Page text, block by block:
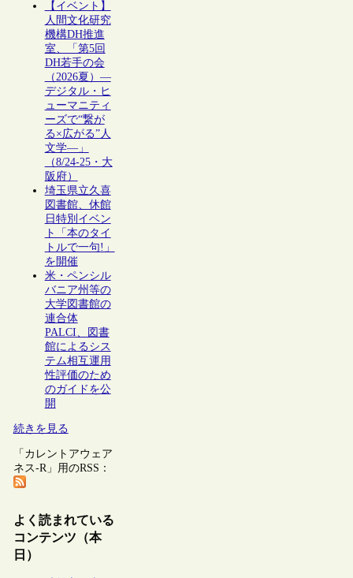
【イベント】
人間文化研究
機構DH推進
室、「第5回
DH若手の会
（2026夏）―
デジタル・ヒ
ューマニティ
ーズで“繋が
る×広がる”人
文学―」
（8/24-25・大
阪府）
埼玉県立久喜
図書館、休館
日特別イベン
ト「本のタイ
トルで一句!」
を開催
米・ペンシル
バニア州等の
大学図書館の
連合体
PALCI、図書
館によるシス
テム相互運用
性評価のため
のガイドを公
開
続きを見る
「カレントアウェア
ネス-R」用のRSS：
よく読まれている
コンテンツ（本
日）